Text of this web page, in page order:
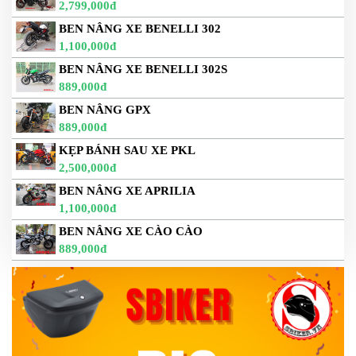
2,799,000đ
BEN NÂNG XE BENELLI 302
1,100,000đ
BEN NÂNG XE BENELLI 302S
889,000đ
BEN NÂNG GPX
889,000đ
KẸP BÁNH SAU XE PKL
2,500,000đ
BEN NÂNG XE APRILIA
1,100,000đ
BEN NÂNG XE CÀO CÀO
889,000đ